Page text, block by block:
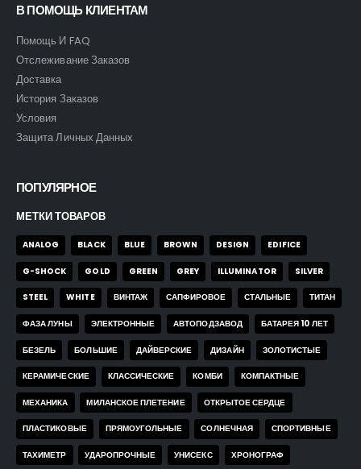
В ПОМОЩЬ КЛИЕНТАМ
Помощь И FAQ
Отслеживание Заказов
Доставка
История Заказов
Условия
Защита Личных Данных
ПОПУЛЯРНОЕ
МЕТКИ ТОВАРОВ
ANALOG BLACK BLUE BROWN DESIGN EDIFICE
G-SHOCK GOLD GREEN GREY ILLUMINATOR SILVER
STEEL WHITE ВИНТАЖ САПФИРОВОЕ СТАЛЬНЫЕ ТИТАН
ФАЗА ЛУНЫ ЭЛЕКТРОННЫЕ АВТОПОДЗАВОД БАТАРЕЯ 10 ЛЕТ
БЕЗЕЛЬ БОЛЬШИЕ ДАЙВЕРСКИЕ ДИЗАЙН ЗОЛОТИСТЫЕ
КЕРАМИЧЕСКИЕ КЛАССИЧЕСКИЕ КОМБИ КОМПАКТНЫЕ
МЕХАНИКА МИЛАНСКОЕ ПЛЕТЕНИЕ ОТКРЫТОЕ СЕРДЦЕ
ПЛАСТИКОВЫЕ ПРЯМОУГОЛЬНЫЕ СОЛНЕЧНАЯ СПОРТИВНЫЕ
ТАХИМЕТР УДАРОПРОЧНЫЕ УНИСЕКС ХРОНОГРАФ